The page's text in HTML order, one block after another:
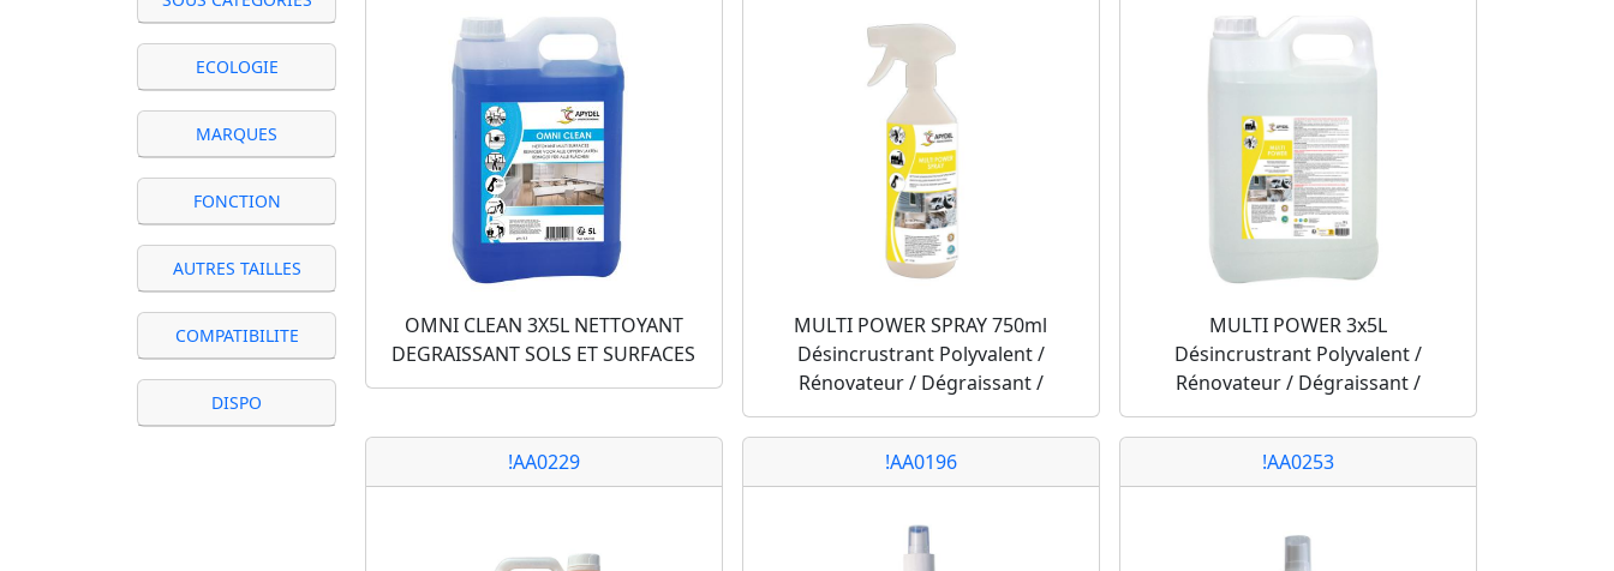
ECOLOGIE
MARQUES
FONCTION
AUTRES TAILLES
COMPATIBILITE
DISPO
OMNI CLEAN 3X5L NETTOYANT
DEGRAISSANT SOLS ET SURFACES
MULTI POWER SPRAY 750ml
Désincrustrant Polyvalent /
Rénovateur / Dégraissant /
MULTI POWER 3x5L
Désincrustrant Polyvalent /
Rénovateur / Dégraissant /
!AA0229 !AA0196 !AA0253